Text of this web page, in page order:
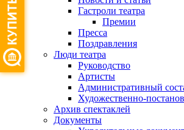
Гастроли театра
Премии
Пресса
Поздравления
Люди театра
Руководство
Артисты
Административный
Художественно-
Архив спектаклей
Документы